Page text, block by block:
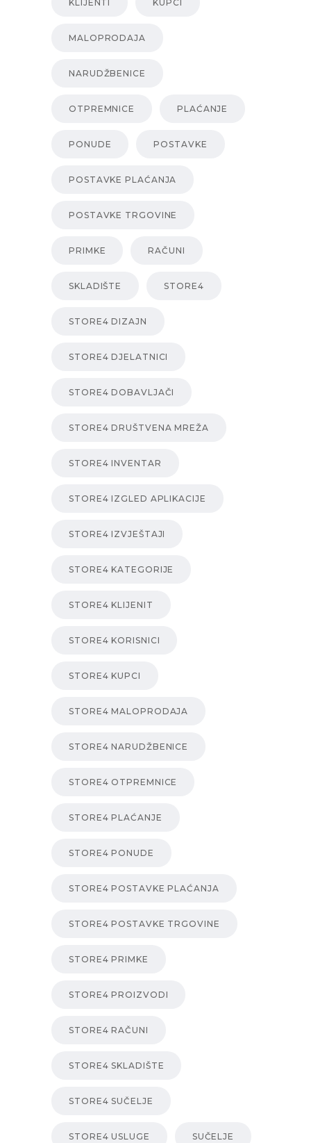
KLIJENTI KUPCI
MALOPRODAJA
NARUDŽBENICE
OTPREMNICE PLAĆANJE
PONUDE POSTAVKE
POSTAVKE PLAĆANJA
POSTAVKE TRGOVINE
PRIMKE RAČUNI
SKLADIŠTE STORE4
STORE4 DIZAJN
STORE4 DJELATNICI
STORE4 DOBAVLJAČI
STORE4 DRUŠTVENA MREŽA
STORE4 INVENTAR
STORE4 IZGLED APLIKACIJE
STORE4 IZVJEŠTAJI
STORE4 KATEGORIJE
STORE4 KLIJENIT
STORE4 KORISNICI
STORE4 KUPCI
STORE4 MALOPRODAJA
STORE4 NARUDŽBENICE
STORE4 OTPREMNICE
STORE4 PLAĆANJE
STORE4 PONUDE
STORE4 POSTAVKE PLAĆANJA
STORE4 POSTAVKE TRGOVINE
STORE4 PRIMKE
STORE4 PROIZVODI
STORE4 RAČUNI
STORE4 SKLADIŠTE
STORE4 SUČELJE
STORE4 USLUGE SUČELJE